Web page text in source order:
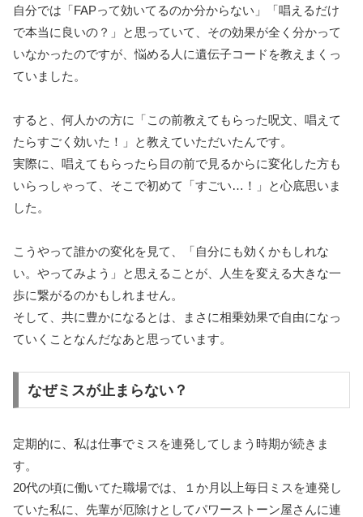
自分では「FAPって効いてるのか分からない」「唱えるだけ
で本当に良いの？」と思っていて、その効果が全く分かって
いなかったのですが、悩める人に遺伝子コードを教えまくっ
ていました。
すると、何人かの方に「この前教えてもらった呪文、唱えて
たらすごく効いた！」と教えていただいたんです。
実際に、唱えてもらったら目の前で見るからに変化した方も
いらっしゃって、そこで初めて「すごい…！」と心底思いま
した。
こうやって誰かの変化を見て、「自分にも効くかもしれな
い。やってみよう」と思えることが、人生を変える大きな一
歩に繋がるのかもしれません。
そして、共に豊かになるとは、まさに相乗効果で自由になっ
ていくことなんだなあと思っています。
なぜミスが止まらない？
定期的に、私は仕事でミスを連発してしまう時期が続きま
す。
20代の頃に働いてた職場では、１か月以上毎日ミスを連発し
ていた私に、先輩が厄除けとしてパワーストーン屋さんに連